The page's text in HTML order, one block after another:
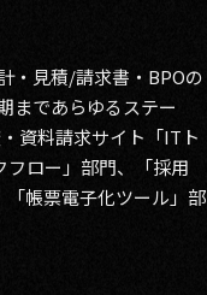
・見積/請求書・BPOの
まであらゆるステー
資料請求サイト「ITト
ロー」部門、「採用
帳票電子化ツール」部